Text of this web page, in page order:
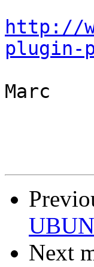
http://
plugin-
Marc
Next